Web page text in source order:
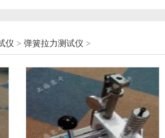
仪 > 弹簧拉力测试仪 >